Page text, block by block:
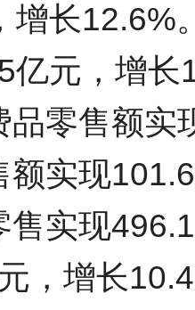
增长12.6%
亿元，增
品零售额实
额实现
售实现
，增长